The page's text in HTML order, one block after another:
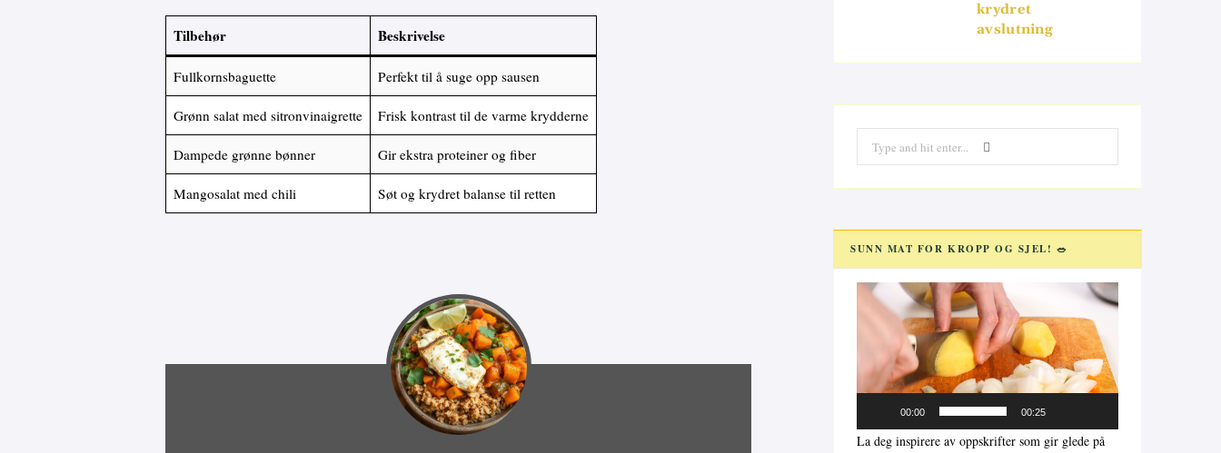
Tilbehør Beskrivelse
Fullkornsbaguette Perfekt til å suge opp sausen
Grønn salat med sitronvinaigrette Frisk kontrast til de varme krydderne
Dampede grønne bønner Gir ekstra proteiner og fiber
Mangosalat med chili Søt og krydret balanse til retten
krydret
avslutning
for:
SUNN MAT FOR KROPP OG SJEL! 🥗
Videoavspiller
00:00 00:25
La deg inspirere av oppskrifter som gir glede på